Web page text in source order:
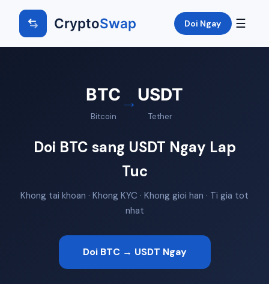
CryptoSwap Doi Ngay ☰
BTC
Bitcoin
→USDT
Tether
Doi BTC sang USDT Ngay Lap
Tuc
Khong tai khoan · Khong KYC · Khong gioi han · Ti gia tot
nhat
Doi BTC → USDT Ngay